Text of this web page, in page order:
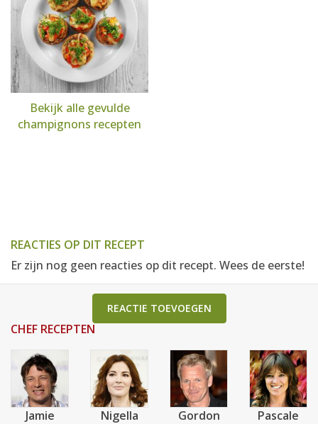
Bekijk alle gevulde
champignons recepten
REACTIES OP DIT RECEPT
Er zijn nog geen reacties op dit recept. Wees de eerste!
REACTIE TOEVOEGEN
CHEF RECEPTEN
Jamie Nigella Gordon Pascale